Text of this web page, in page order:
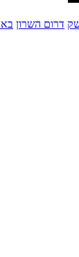
דרום השרון